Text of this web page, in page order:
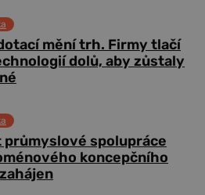
mění trh. Firmy tlačí
dolů, aby zůstaly
průmyslové spolupráce
koncepčního